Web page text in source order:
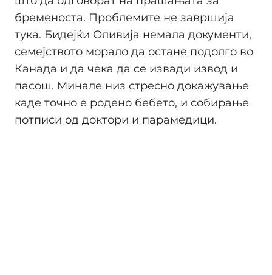
бременоста. Проблемите не завршија
тука. Бидејќи Оливија немала документи,
семејството морало да остане подолго во
Канада и да чека да се извади извод и
пасош. Минале низ стресно докажување
каде точно е родено бебето, и собирање
потписи од доктори и парамедици.